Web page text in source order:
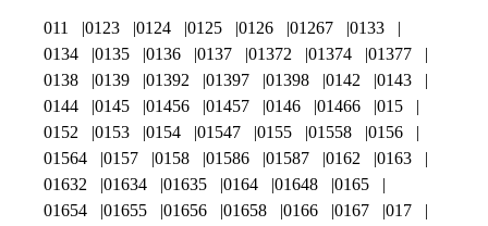
011 0123 0124 0125 0126 01267
0133
0134
0135 0136 0137 01372 01374
01377
0138
0139 01392 01397 01398 0142
0143
0144
0145 01456 01457 0146 01466
015
0152
0153 0154 01547 0155 01558
0156
01564
0157 0158 01586 01587 0162
0163
01632
01634 01635 0164 01648
0165
01654
01655 01656 01658 0166 0167
017